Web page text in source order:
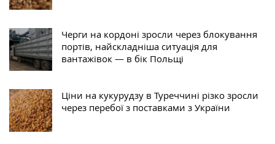
Черги на кордоні зросли через блокування
портів, найскладніша ситуація для
вантажівок — в бік Польщі
Ціни на кукурудзу в Туреччині різко зросли
через перебої з поставками з України